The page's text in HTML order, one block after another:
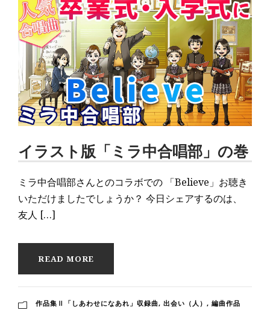
イラスト版「ミラ中合唱部」の巻
ミラ中合唱部さんとのコラボでの 「Believe」お聴き
いただけましたでしょうか？ 今日シェアするのは、
友人 […]
READ MORE
作品集Ⅱ「しあわせになあれ」収録曲, 出会い（人） , 編曲作品